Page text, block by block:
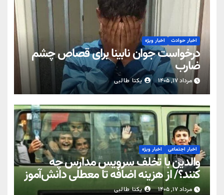
اخبار حوادث اخبار ویژه
درخواست جوان نابینا برای قصاص چشم
ضارب
مرداد ۱۷, ۱۴۰۵ یکتا طالبی
اخبار اجتماعی اخبار ویژه
والدین با تخلف سرویس مدارس چه
کنند؟/ از هزینه اضافه تا معطلی دانش‌آموز
مرداد ۱۷, ۱۴۰۵ یکتا طالبی